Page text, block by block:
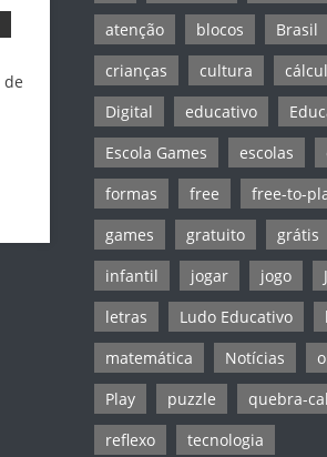
de
atenção
blocos Brasil
crianças
cultura
Digital
educativo
Escola Games
escolas
formas
free free-to-
games
gratuito grátis
infantil
jogar jogo
letras
Ludo Educativo
matemática
Notícias
Play
puzzle quebra-
reflexo
tecnologia